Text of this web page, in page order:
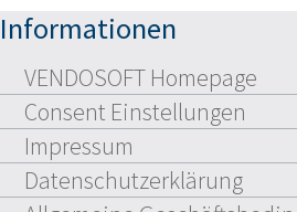
Informationen
VENDOSOFT Homepage
Consent Einstellungen
Impressum
Datenschutzerklärung